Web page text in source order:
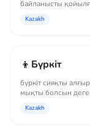
байланысты
бөле болады
Kazakh
👦 Бүркіт
бүркіт сияқты
мықты болсын
Kazakh